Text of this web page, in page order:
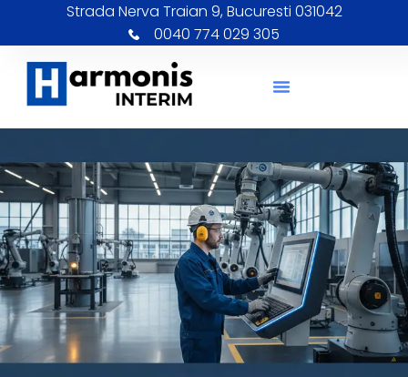
Strada Nerva Traian 9, Bucuresti 031042
0040 774 029 305